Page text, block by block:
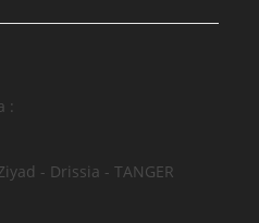
:
- Drissia - TANGER